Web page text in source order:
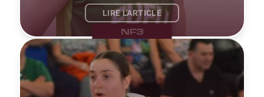
LIRE L'ARTICLE
NF3